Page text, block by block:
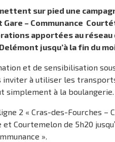
sur pied une
Gare – Communance
apportées au
jusqu’à la fin du
et de sensibilisation
inviter à utiliser les
simplement à la boulangerie.
2 « Cras-des-Fourches
Courtemelon de 5h20
».